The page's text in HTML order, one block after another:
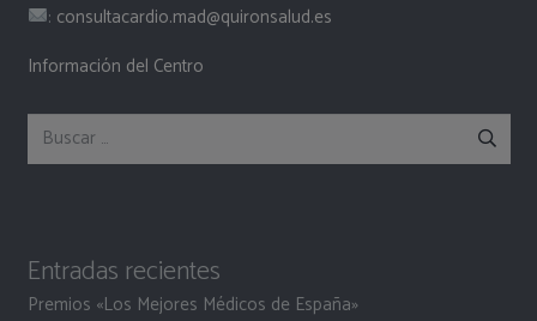
: consultacardio.mad@quironsalud.es
Información del Centro
Buscar:
Entradas recientes
Premios «Los Mejores Médicos de España»